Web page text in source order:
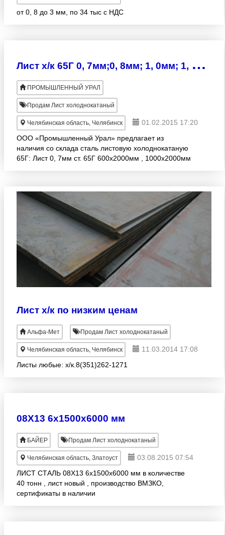
от 0, 8 до 3 мм, по 34 тыс с НДС
Л
ист х/к 65Г 0, 7мм;0, 8мм; 1, 0мм; 1, 2мм; 1, 5м; 2мм;2, 5мм; 3, 0мм с АТП
ПРОМЫШЛЕННЫЙ УРАЛ
Продам Лист холоднокатаный
Челябинская область, Челябинск
01.02.2015 17:20
ООО «Промышленный Урал» предлагает из
наличия со склада сталь листовую холоднокатаную
65Г: Лист 0, 7мм ст. 65Г 600х2000мм , 1000х2000мм
Лист х/к по низким ценам
Альфа-Мет Продам Лист холоднокатаный
Челябинская область, Челябинск
11.03.2014 17:08
Листы любые: х/к.8(351)262-1271
08Х13 6х1500х6000 мм
БАЙЕР Продам Лист холоднокатаный
Челябинская область, Златоуст
03.08.2015 07:54
ЛИСТ СТАЛЬ 08Х13 6х1500х6000 мм в количестве
40 тонн , лист новый , производство ВМЗКО,
сертификаты в наличии